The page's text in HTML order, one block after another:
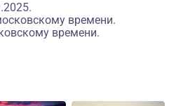
времени.
времени.